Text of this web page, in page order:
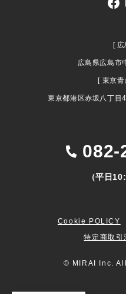
[
広島県広島市
[ 東京
東京都港区赤坂八丁目
082-
（平日
Cookie POLICY
特定商取引
© MIRAI Inc.